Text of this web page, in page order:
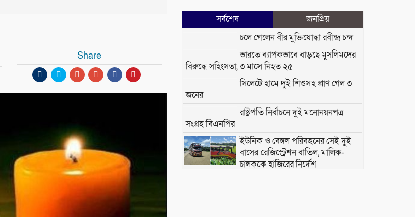
Share
সর্বশেষ
জনপ্রিয়
চলে গেলেন বীর মুক্তিযোদ্ধা রবীন্দ্র চন্দ
ভারতে ব্যাপকভাবে বাড়ছে মুসলিমদের
বিরুদ্ধে সহিংসতা, ৩ মাসে নিহত ২৫
সিলেটে হামে দুই শিশুসহ প্রাণ গেল ৩
জনের
রাষ্ট্রপতি নির্বাচনে দুই মনোনয়নপত্র
সংগ্রহ বিএনপির
ইউনিক ও বেঙ্গল পরিবহনের সেই দুই
বাসের রেজিস্ট্রেশন বাতিল, মালিক-
চালককে হাজিরের নির্দেশ